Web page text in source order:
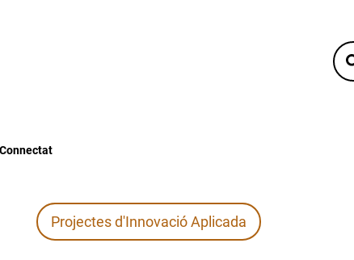
Projectes d'Innovació Aplicada